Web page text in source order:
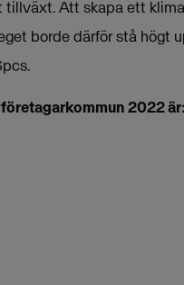
Att skapa ett
borde därför stå högt
2022 är: